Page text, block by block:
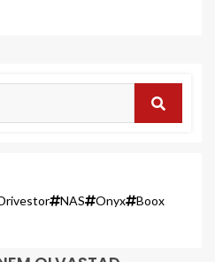
NAS Onyx Boox